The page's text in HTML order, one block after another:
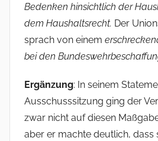
Bedenken hinsichtlich der
dem Haushaltsrecht. Der
sprach von einem
bei den
Ergänzung: In seinem
Ausschusssitzung ging der
zwar nicht auf diesen
aber er machte deutlich, dass